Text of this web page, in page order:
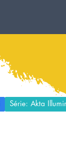
Série: Akta